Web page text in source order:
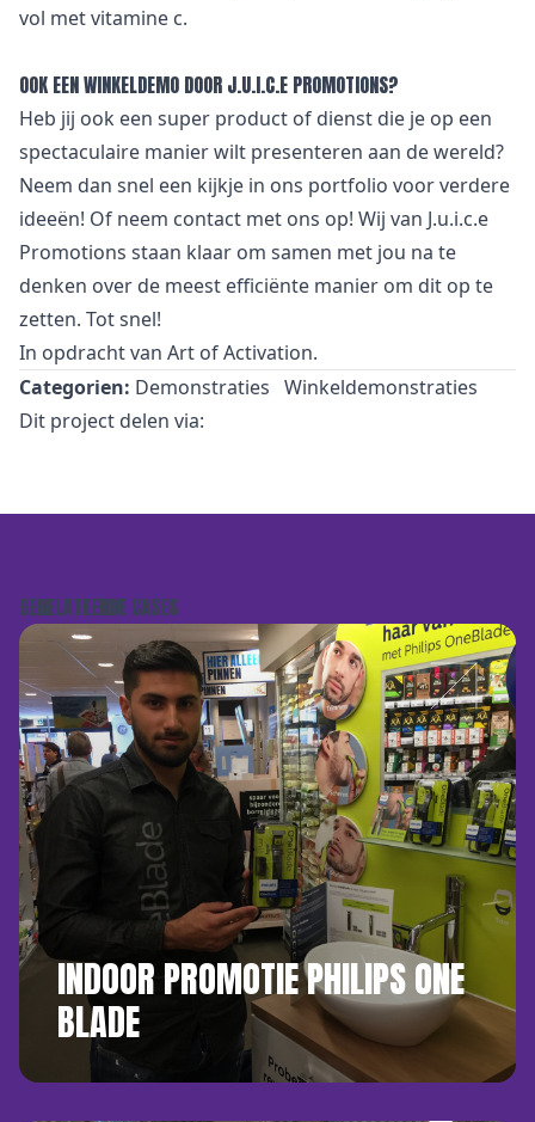
vol met vitamine c.
OOK EEN WINKELDEMO DOOR J.U.I.C.E PROMOTIONS?
Heb jij ook een super product of dienst die je op een
spectaculaire manier wilt presenteren aan de wereld?
Neem dan snel een kijkje in ons portfolio voor verdere
ideeën! Of neem contact met ons op! Wij van J.u.i.c.e
Promotions staan klaar om samen met jou na te
denken over de meest efficiënte manier om dit op te
zetten. Tot snel!
In opdracht van Art of Activation.
Categorien: Demonstraties Winkeldemonstraties
Dit project delen via:
GERELATEERDE CASES
INDOOR PROMOTIE PHILIPS ONE
BLADE